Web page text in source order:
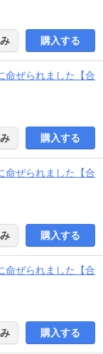
購入する
命ぜられました【合
購入する
命ぜられました【合
購入する
命ぜられました【合
購入する